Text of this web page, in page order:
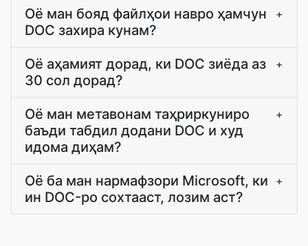
Оё ман бояд файлҳои навро ҳамчун
DOC захира кунам?
+
Оё аҳамият дорад, ки DOC зиёда аз
30 сол дорад?
+
Оё ман метавонам таҳриркуниро
баъди табдил додани DOC и худ
идома диҳам?
+
Оё ба ман нармафзори Microsoft, ки
ин DOC-ро сохтааст, лозим аст?
+